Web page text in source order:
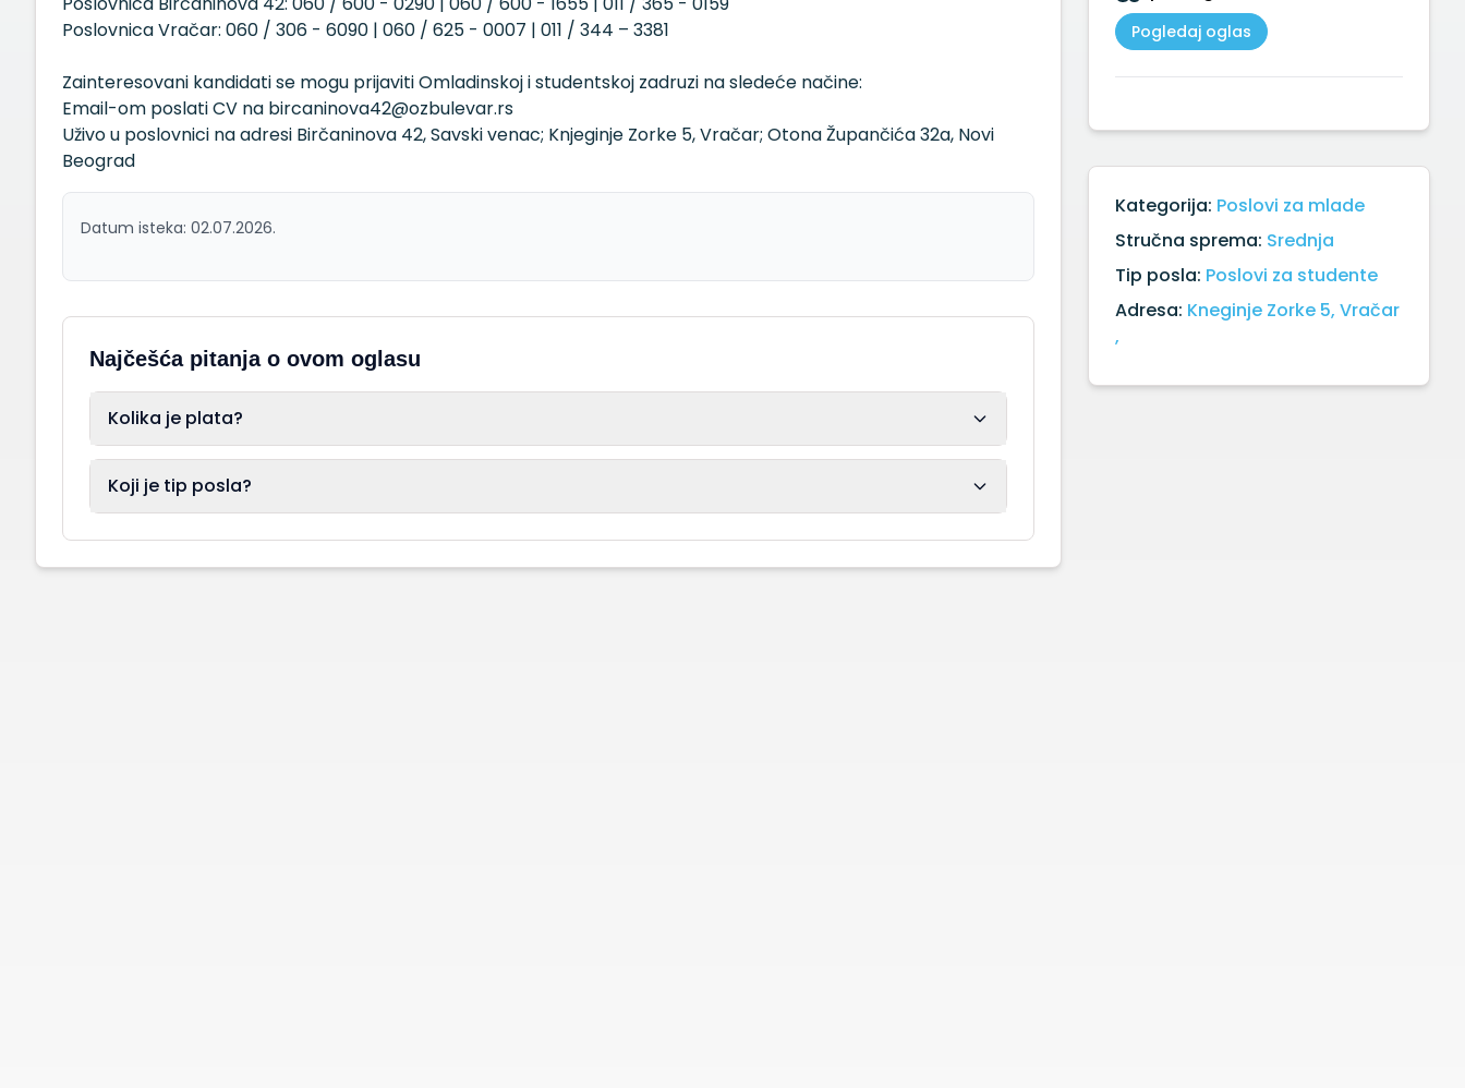
Poslovnica Vračar: 060 / 306 - 6090 | 060 / 625 - 0007 | 011 / 344 – 3381
Zainteresovani kandidati se mogu prijaviti Omladinskoj i studentskoj zadruzi na sledeće načine:
Email-om poslati CV na bircaninova42@ozbulevar.rs
Uživo u poslovnici na adresi Birčaninova 42, Savski venac; Knjeginje Zorke 5, Vračar; Otona Župančića 32a, Novi
Beograd
Datum isteka: 02.07.2026.
Najčešća pitanja o ovom oglasu
Kolika je plata?
Koji je tip posla?
Pogledaj oglas
Kategorija: Poslovi za mlade
Stručna sprema: Srednja
Tip posla: Poslovi za studente
Adresa: Kneginje Zorke 5, Vračar
,